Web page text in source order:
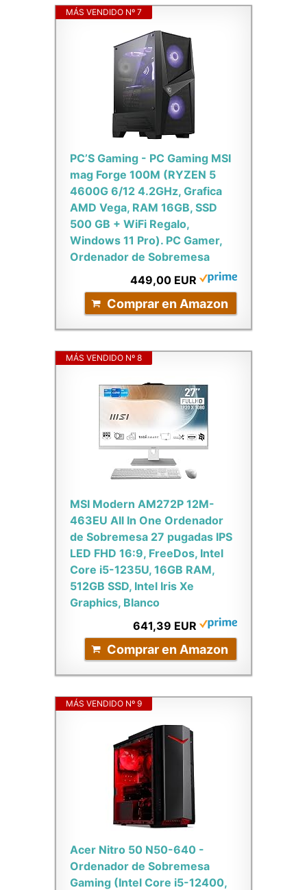
MÁS VENDIDO Nº 7
PC’S Gaming - PC Gaming MSI
mag Forge 100M (RYZEN 5
4600G 6/12 4.2GHz, Grafica
AMD Vega, RAM 16GB, SSD
500 GB + WiFi Regalo,
Windows 11 Pro). PC Gamer,
Ordenador de Sobremesa
449,00 EUR
Comprar en Amazon
MÁS VENDIDO Nº 8
MSI Modern AM272P 12M-
463EU All In One Ordenador
de Sobremesa 27 pugadas IPS
LED FHD 16:9, FreeDos, Intel
Core i5-1235U, 16GB RAM,
512GB SSD, Intel Iris Xe
Graphics, Blanco
641,39 EUR
Comprar en Amazon
MÁS VENDIDO Nº 9
Acer Nitro 50 N50-640 -
Ordenador de Sobremesa
Gaming (Intel Core i5-12400,